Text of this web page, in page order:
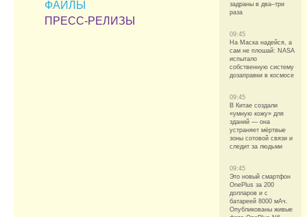
ФАЙЛЫ
ПРЕСС-РЕЛИЗЫ
задраны в два–три
раза
09:45
На Маска надейся, а
сам не плошай: NASA
испытало
собственную систему
дозаправки в космосе
09:45
В Китае создали
«умную кожу» для
зданий — она
устраняет мёртвые
зоны сотовой связи и
следит за людьми
09:45
Это новый смартфон
OnePlus за 200
долларов и с
батареей 8000 мАч.
Опубликованы живые